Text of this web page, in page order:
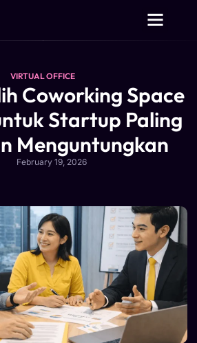
VIRTUAL OFFICE
Coworking Space
Startup Paling
Menguntungkan
February 19, 2026